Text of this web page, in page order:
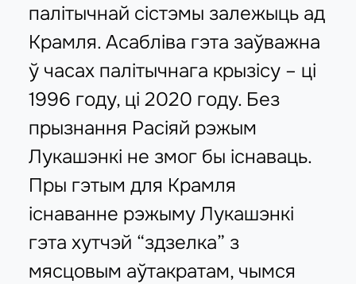
палітычнай сістэмы залежыць ад
Крамля. Асабліва гэта заўважна
ў часах палітычнага крызісу – ці
1996 году, ці 2020 году. Без
прызнання Расіяй рэжым
Лукашэнкі не змог бы існаваць.
Пры гэтым для Крамля
існаванне рэжыму Лукашэнкі
гэта хутчэй “здзелка” з
мясцовым аўтакратам, чымся